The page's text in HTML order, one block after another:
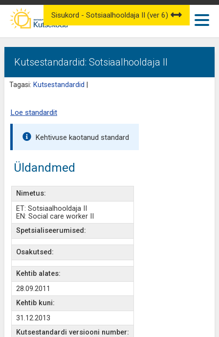
Kutsestandardid: Sotsiaalhooldaja II
Tagasi: Kutsestandardid
Sisukord - Sotsiaalhooldaja II (ver 6)
Loe standardit
Kehtivuse kaotanud standard
Üldandmed
Nimetus:
ET: Sotsiaalhooldaja II
EN: Social care worker II
Spetsialiseerumised:
Osakutsed:
Kehtib alates:
28.09.2011
Kehtib kuni:
31.12.2013
Kutsestandardi versiooni number: